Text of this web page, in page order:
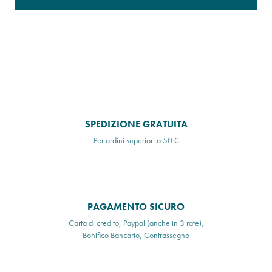
SPEDIZIONE GRATUITA
Per ordini superiori a 50 €
PAGAMENTO SICURO
Carta di credito, Paypal (anche in 3 rate),
Bonifico Bancario, Contrassegno